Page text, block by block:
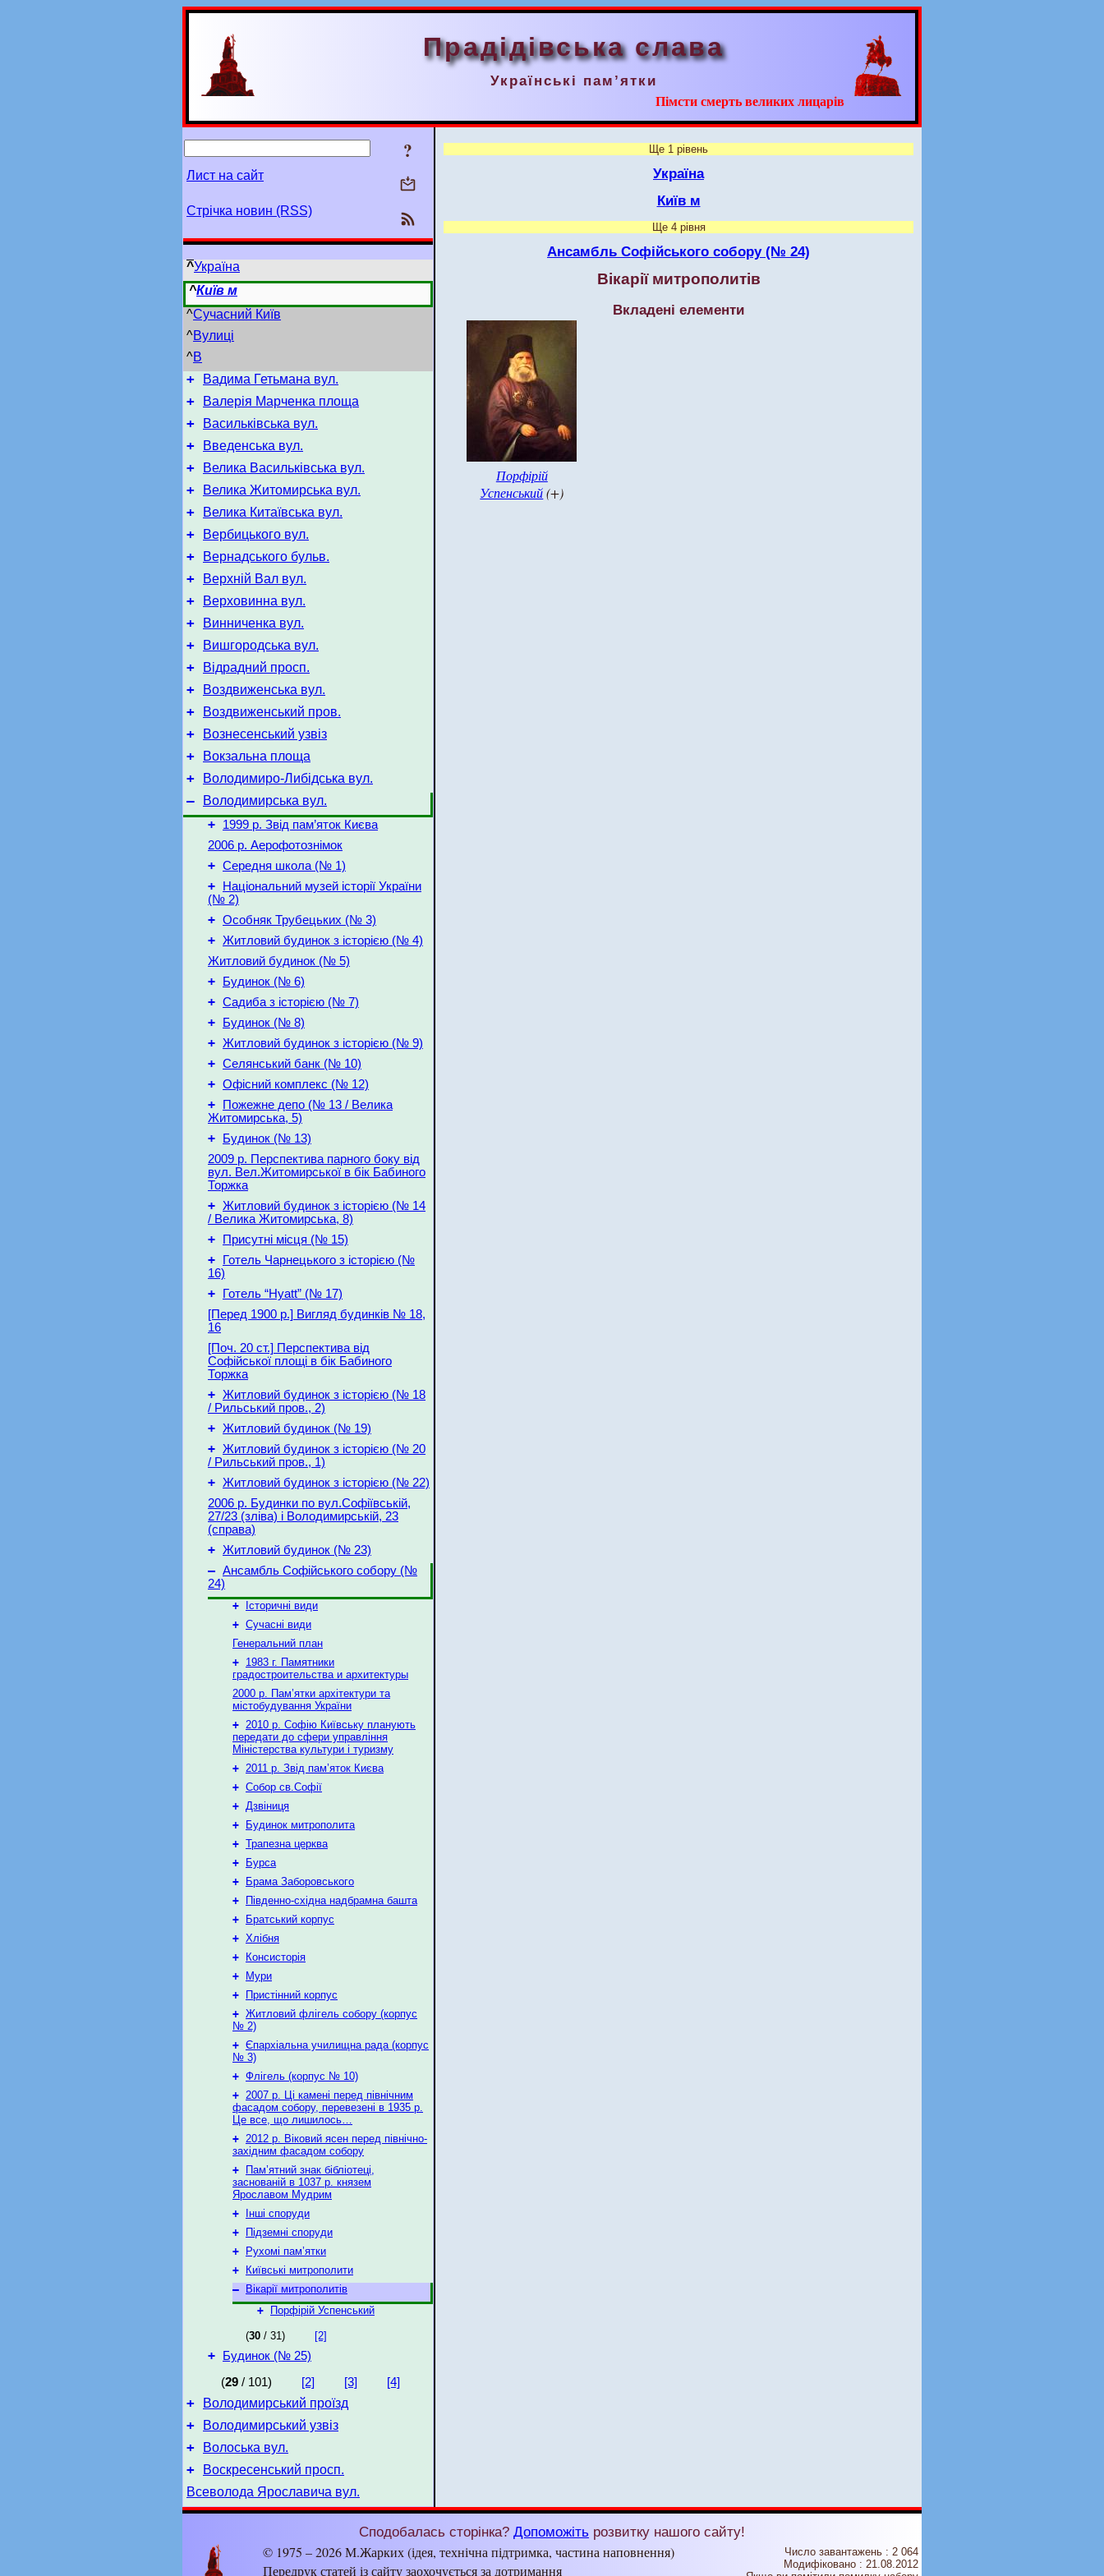
Прадідівська слава
Українські пам’ятки
Пімсти смерть великих лицарів
?
Лист на сайт
Стрічка новин (RSS)
^Україна
^Київ м
^Сучасний Київ
^Вулиці
^В
+ Вадима Гетьмана вул.
+ Валерія Марченка площа
+ Васильківська вул.
+ Введенська вул.
+ Велика Васильківська вул.
+ Велика Житомирська вул.
+ Велика Китаївська вул.
+ Вербицького вул.
+ Вернадського бульв.
+ Верхній Вал вул.
+ Верховинна вул.
+ Винниченка вул.
+ Вишгородська вул.
+ Відрадний просп.
+ Воздвиженська вул.
+ Воздвиженський пров.
+ Вознесенський узвіз
+ Вокзальна площа
+ Володимиро-Либідська вул.
–
Володимирська вул.
+
1999 р. Звід пам’яток Києва
2006 р. Аерофотознімок
+ Середня школа (№ 1)
+
Національний музей історії України
(№ 2)
+ Особняк Трубецьких (№ 3)
+ Житловий будинок з історією (№ 4)
Житловий будинок (№ 5)
+ Будинок (№ 6)
+ Садиба з історією (№ 7)
+ Будинок (№ 8)
+ Житловий будинок з історією (№ 9)
+ Селянський банк (№ 10)
+ Офісний комплекс (№ 12)
+
Пожежне депо (№ 13 / Велика
Житомирська, 5)
+
Будинок (№ 13)
2009 р. Перспектива парного боку від
вул. Вел.Житомирської в бік Бабиного
Торжка
+ Житловий будинок з історією (№ 14
/ Велика Житомирська, 8)
+ Присутні місця (№ 15)
+
Готель Чарнецького з історією (№
16)
+
Готель “Hyatt” (№ 17)
[Перед 1900 р.] Вигляд будинків № 18,
16
[Поч. 20 ст.] Перспектива від
Софійської площі в бік Бабиного
Торжка
+ Житловий будинок з історією (№ 18
/ Рильський пров., 2)
+ Житловий будинок (№ 19)
+ Житловий будинок з історією (№ 20
/ Рильський пров., 1)
+ Житловий будинок з історією (№ 22)
2006 р. Будинки по вул.Софіївській,
27/23 (зліва) і Володимирській, 23
(справа)
+ Житловий будинок (№ 23)
– Ансамбль Софійського собору (№
24)
+
Історичні види
+ Сучасні види
Генеральний план
+ 1983 г. Памятники
градостроительства и архитектуры
2000 р. Пам’ятки архітектури та
містобудування України
+ 2010 р. Софію Київську планують
передати до сфери управління
Міністерства культури і туризму
+ 2011 р. Звід пам’яток Києва
+ Собор св.Софії
+ Дзвіниця
+
Будинок митрополита
+ Трапезна церква
+
Бурса
+
Брама Заборовського
+
Південно-східна надбрамна башта
+
Братський корпус
+ Хлібня
+
Консисторія
+
Мури
+
Пристінний корпус
+ Житловий флігель собору (корпус
№ 2)
+ Єпархіальна училищна рада (корпус
№ 3)
+ Флігель (корпус № 10)
+ 2007 р. Ці камені перед північним
фасадом собору, перевезені в 1935 р.
Це все, що лишилось…
+ 2012 р. Віковий ясен перед північно-
західним фасадом собору
+
Пам’ятний знак бібліотеці,
заснованій в 1037 р. князем
Ярославом Мудрим
+
Інші споруди
+
Підземні споруди
+
Рухомі пам’ятки
+
Київські митрополити
–
Вікарії митрополитів
+
Порфірій Успенський
(30 / 31) [2]
+
Будинок (№ 25)
(29 / 101) [2] [3] [4]
+ Володимирський проїзд
+ Володимирський узвіз
+ Волоська вул.
+
Воскресенський просп.
Всеволода Ярославича вул.
Ще 1 рівень
Україна
Київ м
Ще 4 рівня
Ансамбль Софійського собору (№ 24)
Вікарії митрополитів
Вкладені елементи
Порфірій
Успенський(+)
Сподобалась сторінка? Допоможіть розвитку нашого сайту!
© 1975 – 2026 М.Жарких (ідея, технічна підтримка, частина наповнення)
Передрук статей із сайту заохочується за дотримання
Число завантажень : 2 064
Модифіковано : 21.08.2012